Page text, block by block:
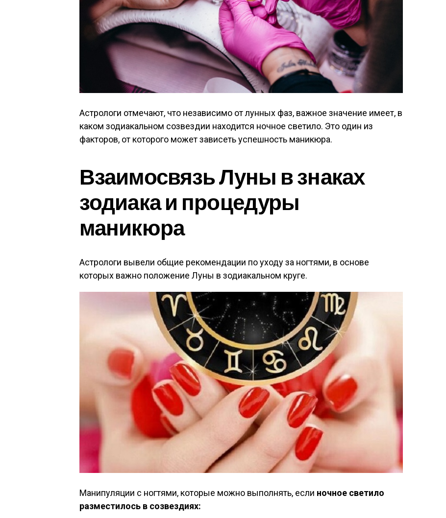
Астрологи отмечают, что независимо от лунных фаз, важное значение имеет, в
каком зодиакальном созвездии находится ночное светило. Это один из
факторов, от которого может зависеть успешность маникюра.
Взаимосвязь Луны в знаках
зодиака и процедуры
маникюра
Астрологи вывели общие рекомендации по уходу за ногтями, в основе
которых важно положение Луны в зодиакальном круге.
Манипуляции с ногтями, которые можно выполнять, если ночное светило
разместилось в созвездиях: